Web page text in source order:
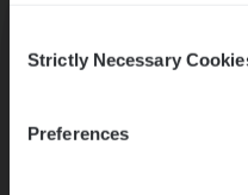
Selection
Strictly Necessary
Preferences